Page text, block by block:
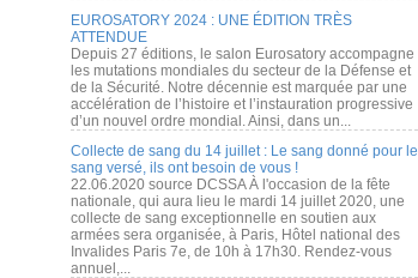
EUROSATORY 2024 : UNE ÉDITION TRÈS
ATTENDUE
Depuis 27 éditions, le salon Eurosatory accompagne
les mutations mondiales du secteur de la Défense et
de la Sécurité. Notre décennie est marquée par une
accélération de l’histoire et l’instauration progressive
d’un nouvel ordre mondial. Ainsi, dans un...
Collecte de sang du 14 juillet : Le sang donné pour le
sang versé, ils ont besoin de vous !
22.06.2020 source DCSSA À l'occasion de la fête
nationale, qui aura lieu le mardi 14 juillet 2020, une
collecte de sang exceptionnelle en soutien aux
armées sera organisée, à Paris, Hôtel national des
Invalides Paris 7e, de 10h à 17h30. Rendez-vous
annuel,...